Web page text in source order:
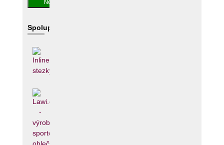
Spolupracujeme